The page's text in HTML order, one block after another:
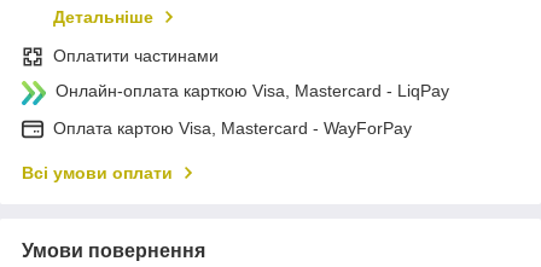
Детальніше
Оплатити частинами
Онлайн-оплата карткою Visa, Mastercard - LiqPay
Оплата картою Visa, Mastercard - WayForPay
Всі умови оплати
Умови повернення